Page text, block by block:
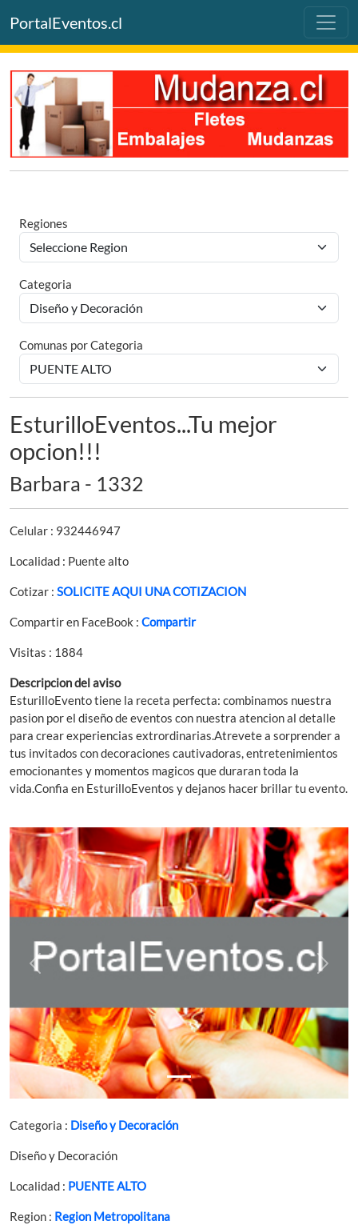
PortalEventos.cl
Regiones
Categoria
Comunas por Categoria
EsturilloEventos...Tu mejor
opcion!!!
Barbara - 1332
Celular : 932446947
Localidad : Puente alto
Cotizar : SOLICITE AQUI UNA COTIZACION
Compartir en FaceBook : Compartir
Visitas : 1884
Descripcion del aviso
EsturilloEvento tiene la receta perfecta: combinamos nuestra
pasion por el diseño de eventos con nuestra atencion al detalle
para crear experiencias extrordinarias.Atrevete a sorprender a
tus invitados con decoraciones cautivadoras, entretenimientos
emocionantes y momentos magicos que duraran toda la
vida.Confia en EsturilloEventos y dejanos hacer brillar tu evento.
Previous Next
Categoria : Diseño y Decoración
Diseño y Decoración
Localidad : PUENTE ALTO
Region : Region Metropolitana